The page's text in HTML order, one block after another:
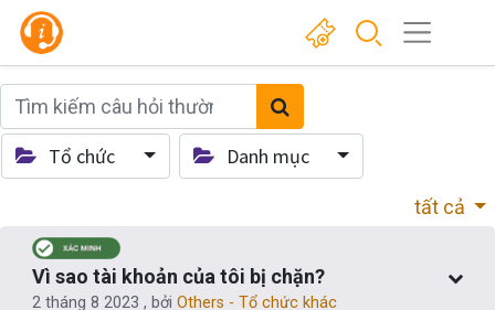
Tổ chức Danh mục
tất cả
Vì sao tài khoản của tôi bị chặn?
2 tháng 8 2023 , bởi Others - Tổ chức khác